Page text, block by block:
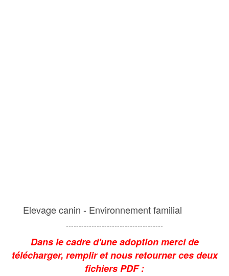
Elevage canin - Environnement familial
--------------------------------------
Dans le cadre d'une adoption merci de
télécharger, remplir et nous retourner ces deux
fichiers PDF :